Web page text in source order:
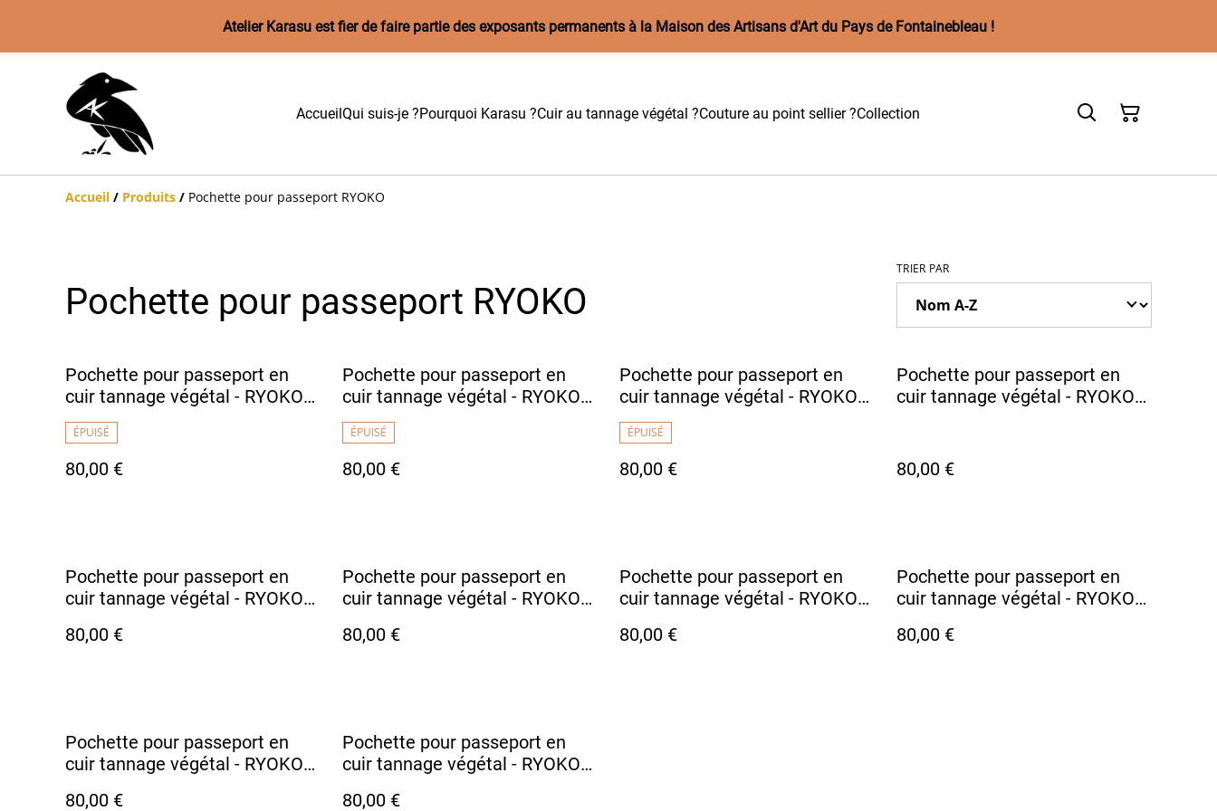
Atelier Karasu est fier de faire partie des exposants permanents à la Maison des Artisans d'Art du Pays de Fontainebleau !
AccueilQui suis-je ?Pourquoi Karasu ?Cuir au tannage végétal ?Couture au point sellier ?Collection
Accueil / Produits / Pochette pour passeport RYOKO
Pochette pour passeport RYOKO
TRIER PAR
Pochette pour passeport en
cuir tannage végétal - RYOKO
Bleu Vif
ÉPUISÉ
80,00 €
Pochette pour passeport en
cuir tannage végétal - RYOKO
Bordeaux Foncé
ÉPUISÉ
80,00 €
Pochette pour passeport en
cuir tannage végétal - RYOKO
Camel
ÉPUISÉ
80,00 €
Pochette pour passeport en
cuir tannage végétal - RYOKO
80,00 €
Pochette pour passeport en
cuir tannage végétal - RYOKO
80,00 €
Pochette pour passeport en
cuir tannage végétal - RYOKO
80,00 €
Pochette pour passeport en
cuir tannage végétal - RYOKO
80,00 €
Pochette pour passeport en
cuir tannage végétal - RYOKO
80,00 €
Pochette pour passeport en
cuir tannage végétal - RYOKO
80,00 €
Pochette pour passeport en
cuir tannage végétal - RYOKO
80,00 €